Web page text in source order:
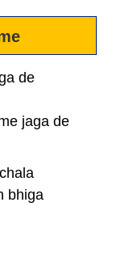
de
jaga de
bhiga